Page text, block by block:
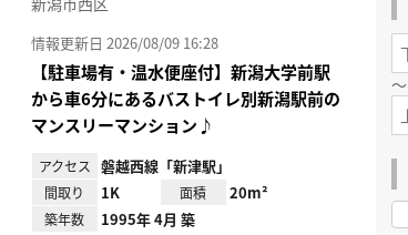
情報更新日 2026/08/09 16:28
【駐車場有・温水便座付】新潟大学前駅
から車6分にあるバストイレ別新潟駅前の
マンスリーマンション♪
アクセス 磐越西線「新津駅」
間取り 1K 面積 20m²
築年数 1995年 4月 築
～